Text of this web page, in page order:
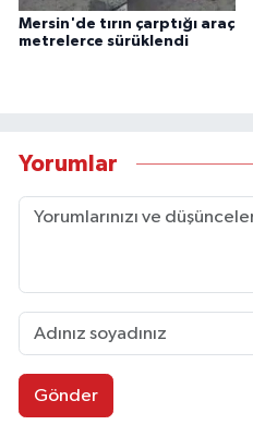
Mersin'de tırın çarptığı araç
metrelerce sürüklendi
Yorumlar
Gönder